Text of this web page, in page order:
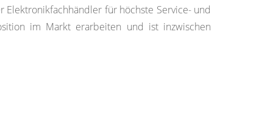
für höchste Service- und
im Markt erarbeiten und ist inzwischen